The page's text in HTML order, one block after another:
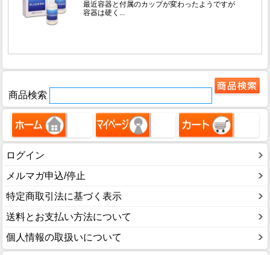
商品検索
ログイン
メルマガ申込/停止
特定商取引法に基づく表示
送料とお支払い方法について
個人情報の取扱いについて